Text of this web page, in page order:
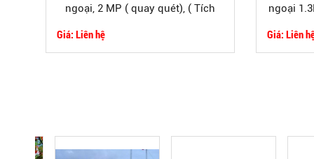
ngoại, 2 MP ( quay quét), ( Tích
Giá: Liên hệ
ngoại
Giá: Liên